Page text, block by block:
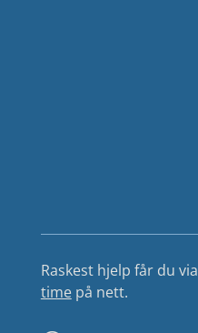
Raskest hjelp får du via
timepå nett.